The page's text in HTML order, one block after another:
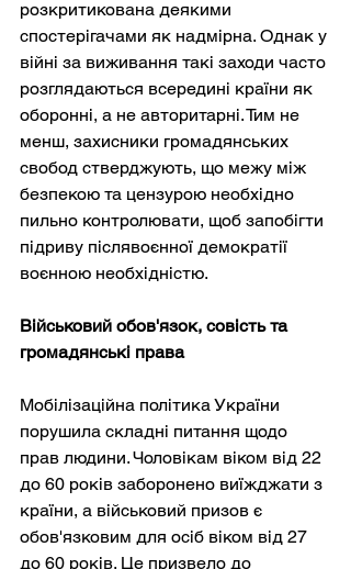
розкритикована деякими
спостерігачами як надмірна. Однак у
війні за виживання такі заходи часто
розглядаються всередині країни як
оборонні, а не авторитарні. Тим не
менш, захисники громадянських
свобод стверджують, що межу між
безпекою та цензурою необхідно
пильно контролювати, щоб запобігти
підриву післявоєнної демократії
воєнною необхідністю.
Військовий обов'язок, совість та
громадянські права
Мобілізаційна політика України
порушила складні питання щодо
прав людини. Чоловікам віком від 22
до 60 років заборонено виїжджати з
країни, а військовий призов є
обов'язковим для осіб віком від 27
до 60 років. Це призвело до